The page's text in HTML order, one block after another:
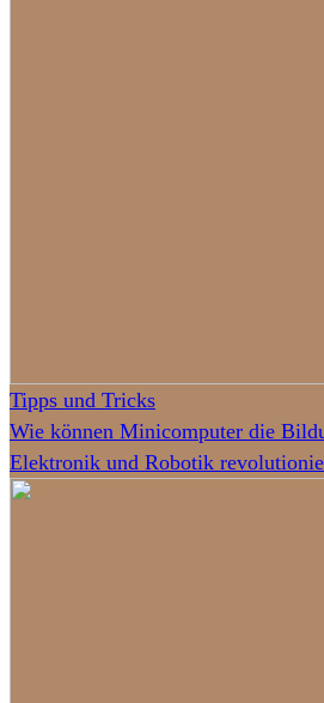
Tipps und Tricks
Wie können Minicomputer die
Elektronik und Robotik